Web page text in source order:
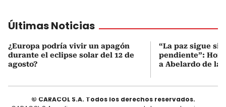
Últimas Noticias
¿Europa podría vivir un apagón
durante el eclipse solar del 12 de
agosto?
“La paz sigue
pendiente”:
a Abelardo de la
© CARACOL S.A. Todos los derechos reservados.